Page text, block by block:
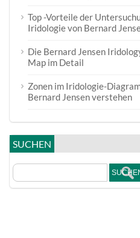
Top -Vorteile der
Iridologie von Bernard
Die Bernard Jensen
Map im Detail
Zonen im Iridologie-
Bernard Jensen verstehen
SUCHEN